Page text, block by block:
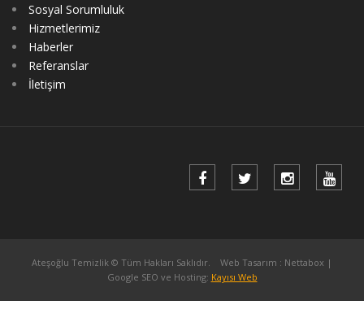
Sosyal Sorumluluk
Hizmetlerimiz
Haberler
Referanslar
İletişim
Ateşoğlu Temizlik © Tüm Hakları Saklıdır. Web Tasarım : Nettabox |
Google SEO ve Hosting: Kayısı Web